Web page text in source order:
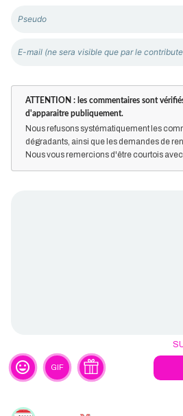
ATTENTION : les commentaires sont
d'apparaitre publiquement.
Nous refusons systématiquement les
dégradants, ainsi que les demandes de
Nous vous remercions d'être courtois
tag_faces GIF